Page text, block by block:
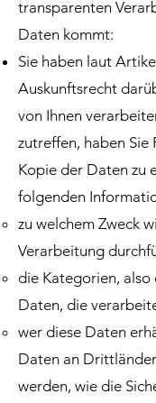
transparenten
Daten kommt:
Sie haben laut
Auskunftsrecht
von Ihnen
zutreffen, haben Sie
Kopie der Daten zu
folgenden
zu welchem Zweck
Verarbeitung
die Kategorien,
Daten, die
wer diese Daten
Daten an
werden, wie die